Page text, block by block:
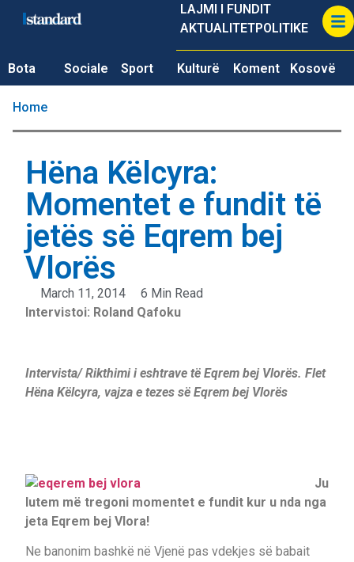
LAJMI I FUNDIT
AKTUALITETPOLITIKE
Bota Sociale Sport Kulturë Koment Kosovë
Home
Hëna Këlcyra:
Momentet e fundit të
jetës së Eqrem bej
Vlorës
March 11, 2014
6 Min Read
Intervistoi: Roland Qafoku
Intervista/ Rikthimi i eshtrave të Eqrem bej Vlorës. Flet
Hëna Këlcyra, vajza e tezes së Eqrem bej Vlorës
Ju
lutem më tregoni momentet e fundit kur u nda nga
jeta Eqrem bej Vlora!
Ne banonim bashkë në Vjenë pas vdekjes së babait